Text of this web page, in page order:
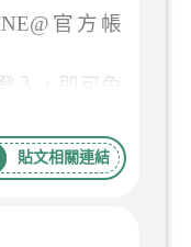
官方帳
入，即可免
貼文相關連結